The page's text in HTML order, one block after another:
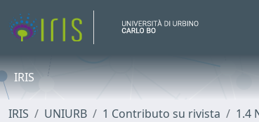
IRIS
IRIS UNIURB 1 Contributo su rivista 1.4